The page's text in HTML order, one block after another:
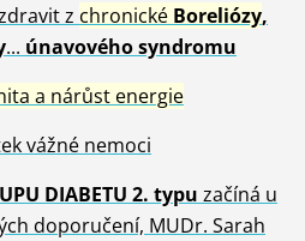
z chronické Boreliózy,
... únavového syndromu
a nárůst energie
vážné nemoci
DIABETU 2. typu začíná u
doporučení, MUDr. Sarah